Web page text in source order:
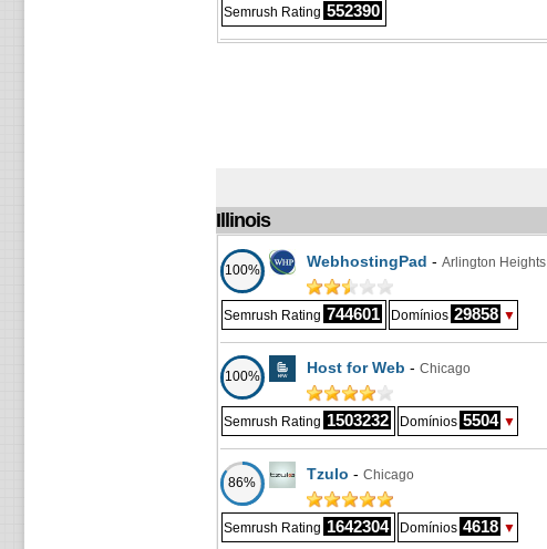
Semrush Rating 552390
Illinois
100% WebhostingPad - Arlington Heights
Semrush Rating 744601 Domínios 29858 ▼
100% Host for Web - Chicago
Semrush Rating 1503232 Domínios 5504 ▼
86% Tzulo - Chicago
Semrush Rating 1642304 Domínios 4618 ▼